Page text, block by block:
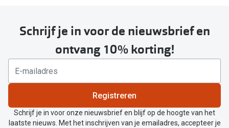
Schrijf je in voor de nieuwsbrief en
ontvang 10% korting!
Registreren
Schrijf je in voor onze nieuwsbrief en blijf op de hoogte van het
laatste nieuws. Met het inschrijven van je emailadres, accepteer je